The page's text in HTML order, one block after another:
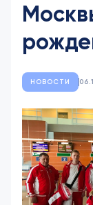
НОВОСТИ